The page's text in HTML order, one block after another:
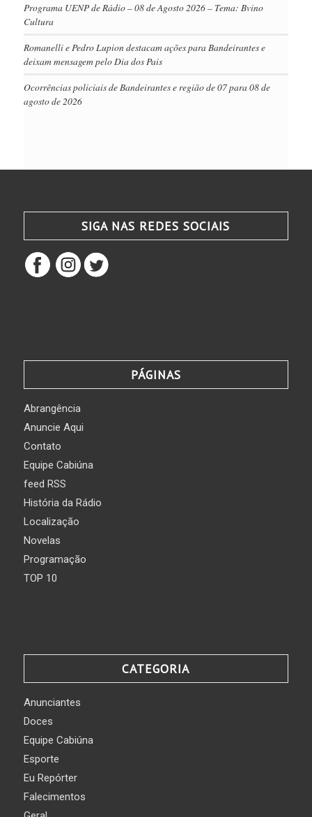
Programa UENP de Rádio – 08 de Agosto 2026 – Tema: Bvino
Cultura
Romanelli e Pedro Lupion destacam ações para Bandeirantes e
deixam mensagem pelo Dia dos Pais
Ocorrências policiais de Bandeirantes e região de 07 para 08 de
agosto de 2026
SIGA NAS REDES SOCIAIS
PÁGINAS
Abrangência
Anuncie Aqui
Contato
Equipe Cabiúna
feed RSS
História da Rádio
Localização
Novelas
Programação
TOP 10
CATEGORIA
Anunciantes
Doces
Equipe Cabiúna
Esporte
Eu Repórter
Falecimentos